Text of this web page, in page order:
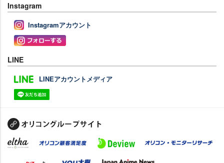
Instagram
Instagramアカウント
LINE
LINEアカウントメディア